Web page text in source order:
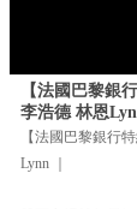
【法國巴黎銀
李浩德 林恩
【法國巴黎銀行
Lynn ｜